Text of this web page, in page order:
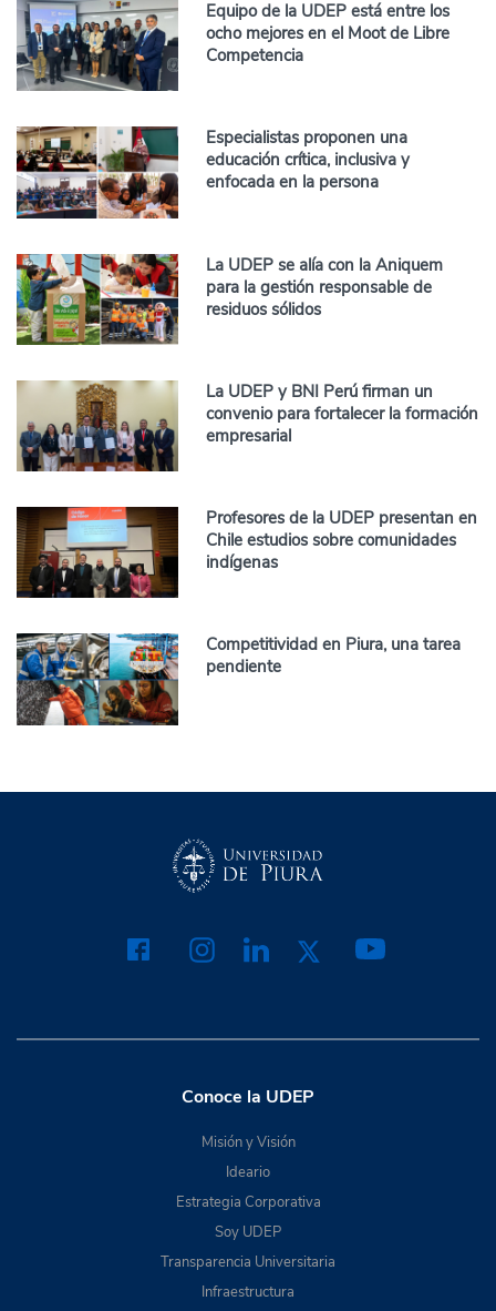
Equipo de la UDEP está entre los
ocho mejores en el Moot de Libre
Competencia
Especialistas proponen una
educación crítica, inclusiva y
enfocada en la persona
La UDEP se alía con la Aniquem
para la gestión responsable de
residuos sólidos
La UDEP y BNI Perú firman un
convenio para fortalecer la formación
empresarial
Profesores de la UDEP presentan en
Chile estudios sobre comunidades
indígenas
Competitividad en Piura, una tarea
pendiente
Conoce la UDEP
Misión y Visión
Ideario
Estrategia Corporativa
Soy UDEP
Transparencia Universitaria
Infraestructura